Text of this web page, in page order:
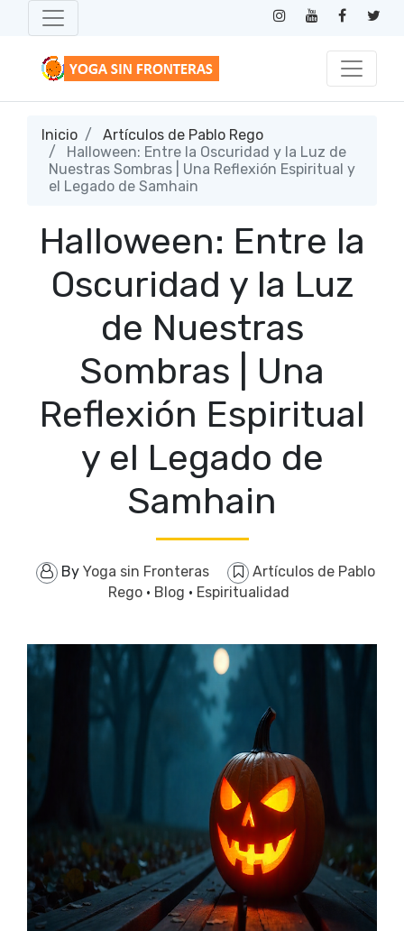
Inicio
Artículos de Pablo Rego
Halloween: Entre la Oscuridad y la Luz de
Nuestras Sombras | Una Reflexión Espiritual y
el Legado de Samhain
Halloween: Entre la
Oscuridad y la Luz
de Nuestras
Sombras | Una
Reflexión Espiritual
y el Legado de
Samhain
By Yoga sin Fronteras
Artículos de Pablo
Rego · Blog · Espiritualidad